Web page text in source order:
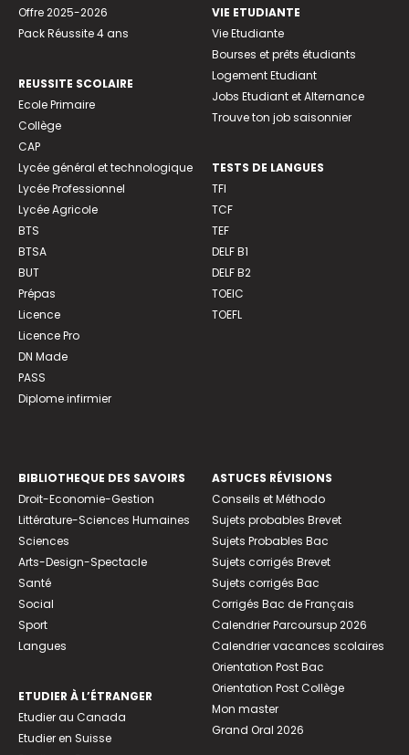
Offre 2025-2026
Pack Réussite 4 ans
REUSSITE SCOLAIRE
Ecole Primaire
Collège
CAP
Lycée général et technologique
Lycée Professionnel
Lycée Agricole
BTS
BTSA
BUT
Prépas
Licence
Licence Pro
DN Made
PASS
Diplome infirmier
VIE ETUDIANTE
Vie Etudiante
Bourses et prêts étudiants
Logement Etudiant
Jobs Etudiant et Alternance
Trouve ton job saisonnier
TESTS DE LANGUES
TFI
TCF
TEF
DELF B1
DELF B2
TOEIC
TOEFL
BIBLIOTHEQUE DES SAVOIRS
Droit-Economie-Gestion
Littérature-Sciences Humaines
Sciences
Arts-Design-Spectacle
Santé
Social
Sport
Langues
ETUDIER À L’ÉTRANGER
Etudier au Canada
Etudier en Suisse
ASTUCES RÉVISIONS
Conseils et Méthodo
Sujets probables Brevet
Sujets Probables Bac
Sujets corrigés Brevet
Sujets corrigés Bac
Corrigés Bac de Français
Calendrier Parcoursup 2026
Calendrier vacances scolaires
Orientation Post Bac
Orientation Post Collège
Mon master
Grand Oral 2026